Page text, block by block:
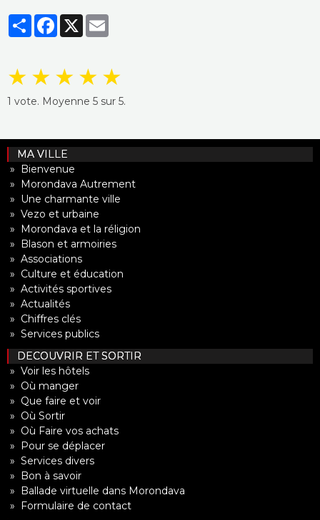
PartagerFacebook
X
★ ★ ★ ★ ★
1 vote. Moyenne 5 sur 5.
MA VILLE
» Bienvenue
» Morondava Autrement
» Une charmante ville
» Vezo et urbaine
» Morondava et la réligion
» Blason et armoiries
» Associations
» Culture et éducation
» Activités sportives
» Actualités
» Chiffres clés
» Services publics
DECOUVRIR ET SORTIR
» Voir les hôtels
» Où manger
» Que faire et voir
» Où Sortir
» Où Faire vos achats
» Pour se déplacer
» Services divers
» Bon à savoir
» Ballade virtuelle dans Morondava
» Formulaire de contact